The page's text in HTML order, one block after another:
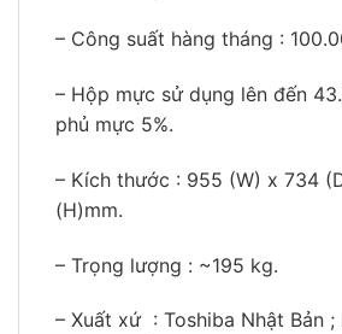
– Công suất hàng tháng :
– Hộp mực sử dụng lên đến
phủ mực 5%.
– Kích thước : 955 (W) x 734
(H)mm.
– Trọng lượng : ~195 kg.
– Xuất xứ : Toshiba Nhật Bản